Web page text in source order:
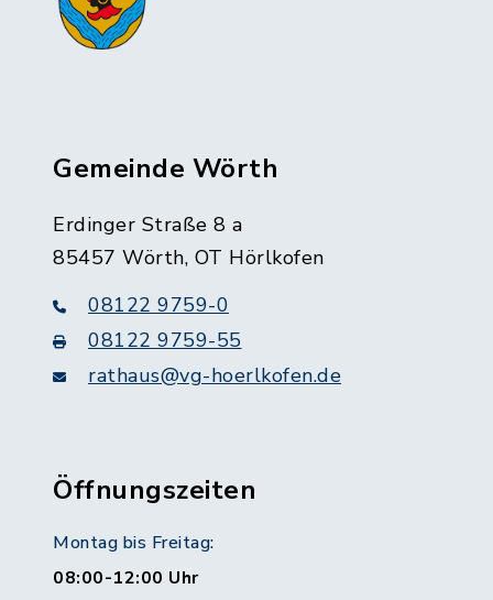
Gemeinde Wörth
Erdinger Straße 8 a
85457 Wörth, OT Hörlkofen
08122 9759-0
08122 9759-55
rathaus@vg-hoerlkofen.de
Öffnungszeiten
Montag bis Freitag:
08:00-12:00 Uhr